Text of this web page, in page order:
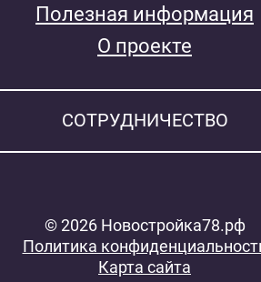
Полезная информация
О проекте
СОТРУДНИЧЕСТВО
© 2026 Новостройка78.рф
Политика
Карта сайта